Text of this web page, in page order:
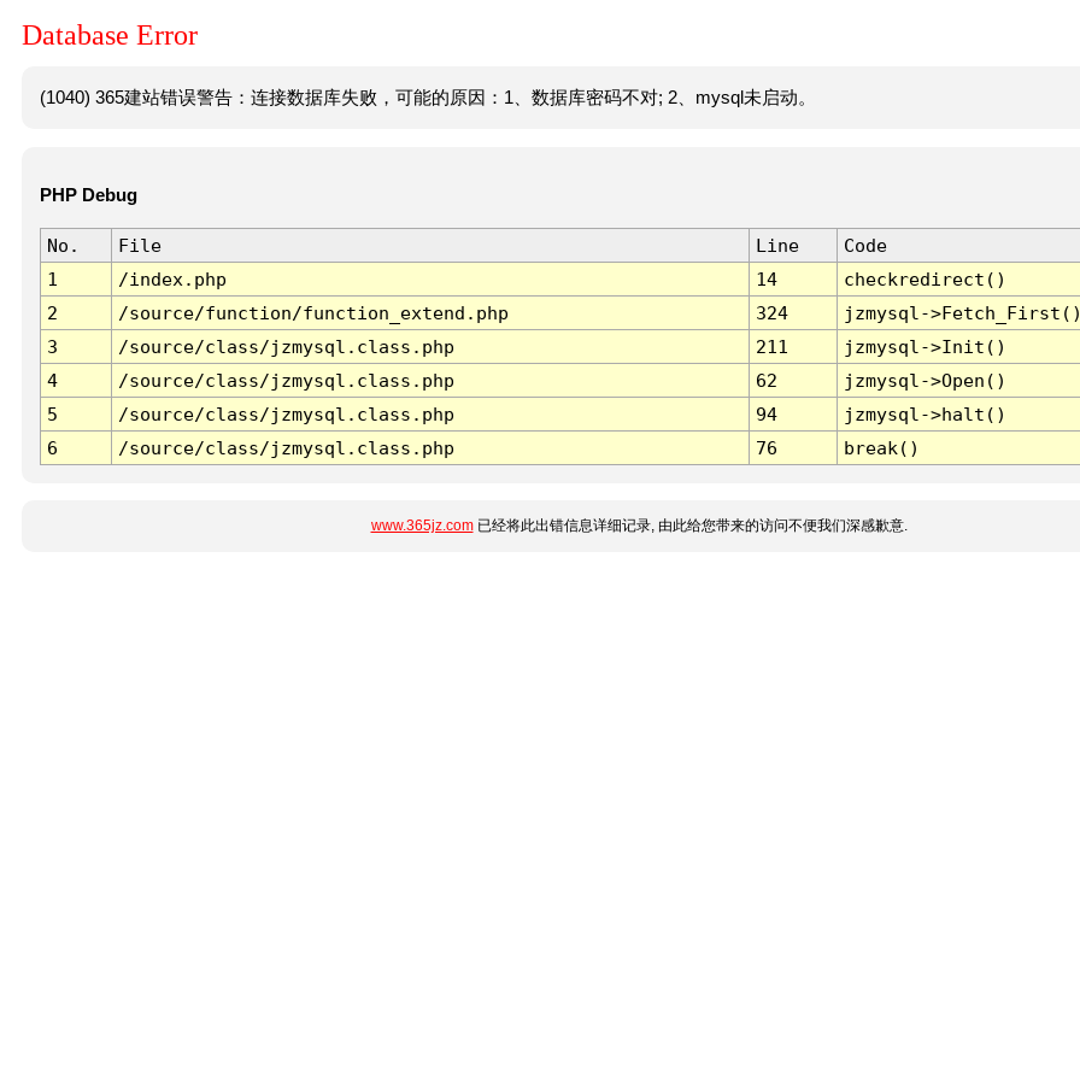
Database Error
(1040) 365建站错误警告：连接数据库失败，可能的原因：1、数据库密码不对; 2、mysql未启动。
PHP Debug
No. File Line
Code
1
/index.php 14
checkredirect()
2
/source/function/function_extend.php 324
jzmysql-
3
/source/class/jzmysql.class.php 211
jzmysql->Init()
4
/source/class/jzmysql.class.php 62
jzmysql->Open()
5
/source/class/jzmysql.class.php 94
jzmysql->halt()
6
/source/class/jzmysql.class.php 76 break()
www.365jz.com已经将此出错信息详细记录, 由此给您带来的访问不便我们深感歉意.